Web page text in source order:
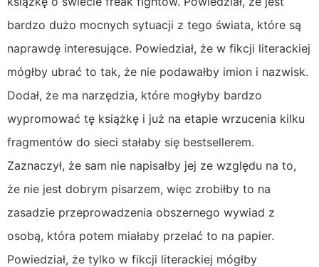
bardzo dużo mocnych sytuacji z tego świata, które są
naprawdę interesujące. Powiedział, że w fikcji literackiej
mógłby ubrać to tak, że nie podawałby imion i nazwisk.
Dodał, że ma narzędzia, które mogłyby bardzo
wypromować tę książkę i już na etapie wrzucenia kilku
fragmentów do sieci stałaby się bestsellerem.
Zaznaczył, że sam nie napisałby jej ze względu na to,
że nie jest dobrym pisarzem, więc zrobiłby to na
zasadzie przeprowadzenia obszernego wywiad z
osobą, która potem miałaby przelać to na papier.
Powiedział, że tylko w fikcji literackiej mógłby